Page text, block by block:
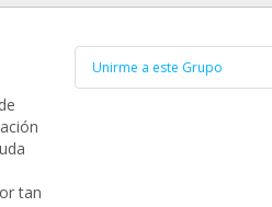
tan
Unirme a este Grupo